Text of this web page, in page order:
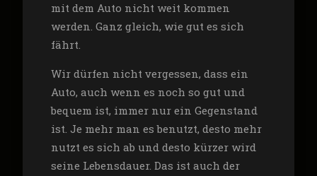
mit dem Auto nicht weit kommen
werden. Ganz gleich, wie gut es sich
fährt.
Wir dürfen nicht vergessen, dass ein
Auto, auch wenn es noch so gut und
bequem ist, immer nur ein Gegenstand
ist. Je mehr man es benutzt, desto mehr
nutzt es sich ab und desto kürzer wird
seine Lebensdauer. Das ist auch der